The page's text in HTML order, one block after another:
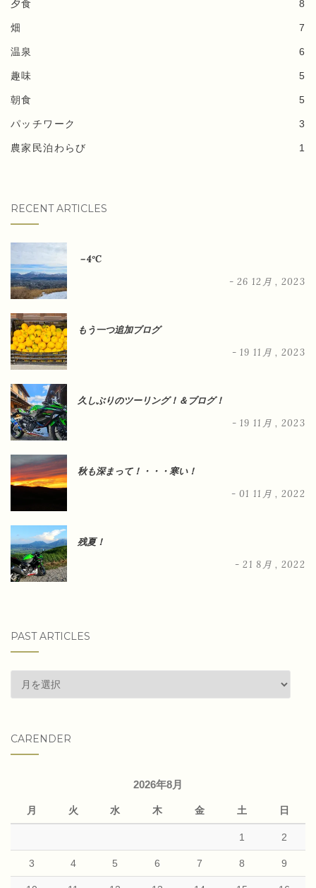
夕食 8
畑 7
温泉 6
趣味 5
朝食 5
パッチワーク 3
農家民泊わらび 1
RECENT ARTICLES
－4°C
- 26 12月 , 2023
もう一つ追加ブログ
- 19 11月 , 2023
久しぶりのツーリング！＆ブログ！
- 19 11月 , 2023
秋も深まって！・・・寒い！
- 01 11月 , 2022
残夏！
- 21 8月 , 2022
PAST ARTICLES
past
articles
CARENDER
2026年8月
月 火 水 木 金 土 日
1 2
3 4 5 6 7 8 9